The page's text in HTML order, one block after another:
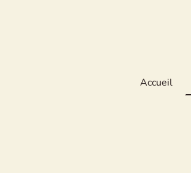
Accueil